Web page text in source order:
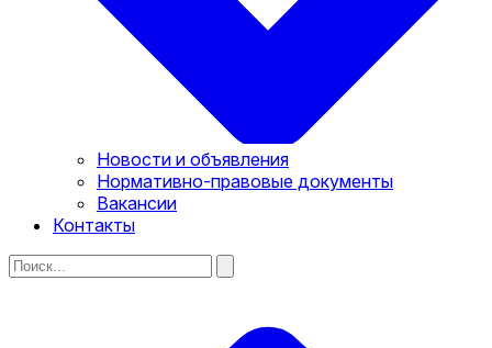
Новости и объявления
Нормативно-правовые документы
Вакансии
Контакты